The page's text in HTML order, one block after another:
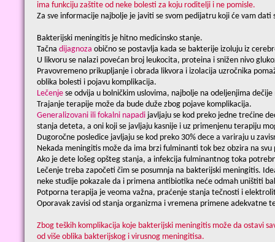
ima funkciju zaštite od neke bolesti za koju roditelji i ne pomisle.
Za sve informacije najbolje je javiti se svom pedijatru koji će vam
Bakterijski meningitis je hitno medicinsko stanje.
Tačna dijagnoza obično se postavlja kada se bakterije izoluju iz
U likvoru se nalazi povećan broj leukocita, proteina i snižen nivo
Pravovremeno prikupljanje i obrada likvora i izolacija uzročnika
oblika bolesti i pojavu komplikacija.
Lečenje se odvija u bolničkim uslovima, najbolje na odeljenjima
Trajanje terapije može da bude duže zbog pojave komplikacija.
Generalizovani ili fokalni napadi javljaju se kod preko jedne trećine
stanja deteta, a oni koji se javljaju kasnije i uz primenjenu terapiju
Dugoročne posledice javljaju se kod preko 30% dece a variraju u
Nekada meningitis može da ima brzi fulminanti tok bez obzira na
Ako je dete lošeg opšteg stanja, a infekcija fulminantnog toka
Lečenje treba započeti čim se posumnja na bakterijski meningitis.
neke studije pokazale da i primena antibiotika neće odmah uništiti
Potporna terapija je veoma važna, praćenje stanja tečnosti i
Oporavak zavisi od stanja organizma i vremena primene adekvatne
Zbog teških komplikacija koje bakterijski meningitis može da ostavi
od više oblika bakterijskog i virusnog meningitisa.